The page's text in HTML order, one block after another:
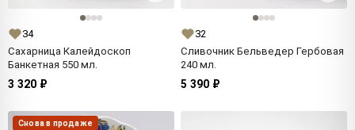
34
Сахарница Калейдоскоп
Банкетная 550 мл.
3 320 ₽
32
Сливочник Бельведер Гербовая
240 мл.
5 390 ₽
Снова в продаже